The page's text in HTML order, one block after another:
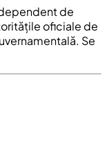
de
oficiale de
Se